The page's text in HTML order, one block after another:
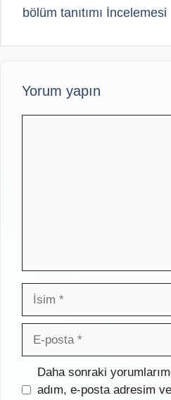
bölüm tanıtımı İncelemesi
Yorum yapın
İsim
posta
İnternet
sitesi
Daha sonraki
adım, e-posta adresim